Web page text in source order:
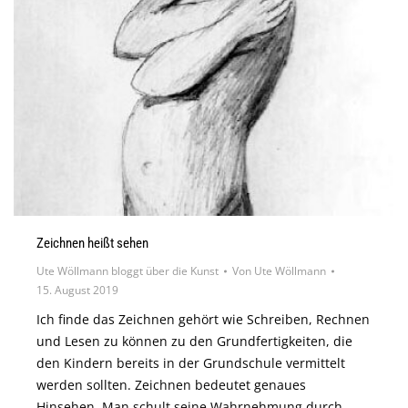
Zeichnen heißt sehen
Ute Wöllmann bloggt über die Kunst Von Ute Wöllmann
15. August 2019
Ich finde das Zeichnen gehört wie Schreiben, Rechnen
und Lesen zu können zu den Grundfertigkeiten, die
den Kindern bereits in der Grundschule vermittelt
werden sollten. Zeichnen bedeutet genaues